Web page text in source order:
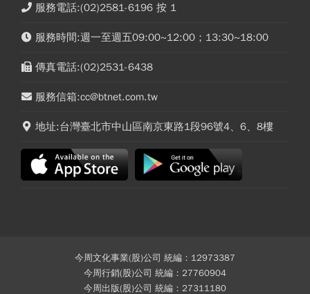
服務電話:(02)2581-6196 按 1
服務時間:週一至週五09:00~12:00；13:30~18:00
傳真電話:(02)2531-6438
服務信箱:cc@btnet.com.tw
地址:台灣臺北市中山區南京東路1段96號4、6、8樓
今周文化事業(股)公司 統編：12973387
今周行銷(股)公司 統編：27760904
今周出版(股)公司 統編：27311180